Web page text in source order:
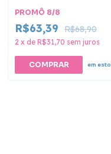
PROMÔ 8/8
R$63,39 R$68,90
2 x de R$31,70 sem juros
COMPRAR em